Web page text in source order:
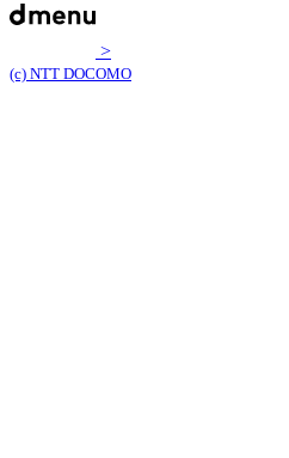
>
(c) NTT DOCOMO